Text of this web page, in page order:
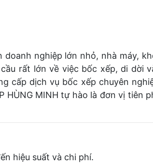
nghiệp lớn nhỏ, nhà máy,
rất lớn về việc bốc xếp, di dời
cấp dịch vụ bốc xếp chuyên
HÙNG MINH tự hào là đơn vị tiên
hiệu suất và chi phí.